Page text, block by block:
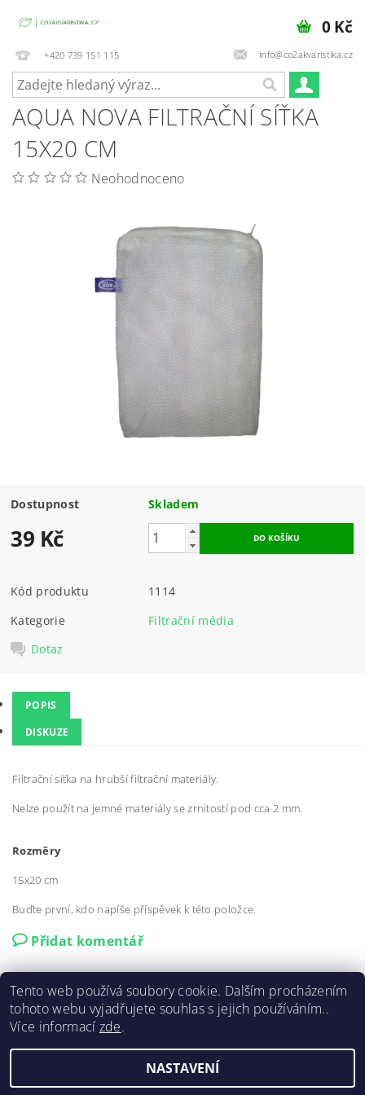
+420 739 151 115 info@co2akvaristika.cz
0 Kč
AQUA NOVA FILTRAČNÍ SÍŤKA
15X20 CM
Neohodnoceno
Dostupnost Skladem
39 Kč
Kód produktu
1114
Kategorie
Filtrační média
Dotaz
POPIS
DISKUZE
Filtrační síťka na hrubší filtrační materiály.
Nelze použít na jemné materiály se zrnitostí pod cca 2 mm.
Rozměry
15x20 cm
Buďte první, kdo napíše příspěvek k této položce.
Přidat komentář
Facebook | YouTube
2026 ©co2akvaristika.cz, všechna práva vyhrazena
Tento web používá soubory cookie. Dalším procházením
tohoto webu vyjadřujete souhlas s jejich používáním..
Více informací zde.
NASTAVENÍ